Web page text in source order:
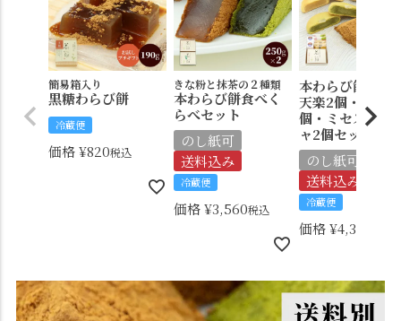
簡易箱入り
黒糖わらび餅
冷蔵便
価格¥820税込
きな粉と抹茶の２種類
本わらび餅食べく
らべセット
のし紙可
送料込み
冷蔵便
価格¥3,560税込
本わらび餅
天楽2個・月映
個・ミセスガラ
ャ2個セット
のし紙可
送料込み
冷蔵便
価格¥4,330